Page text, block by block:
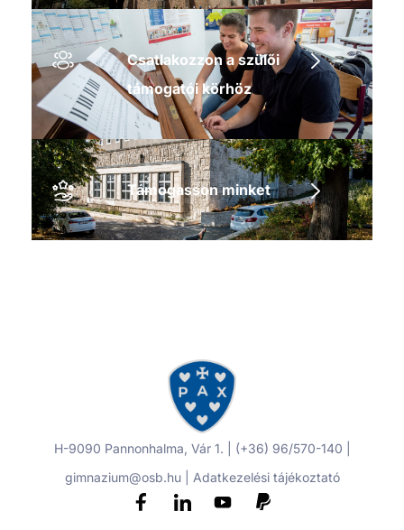
Csatlakozzon a szülői
támogatói körhöz
Támogasson minket
H-9090 Pannonhalma, Vár 1. | (+36) 96/570-140 |
gimnazium@osb.hu | Adatkezelési tájékoztató